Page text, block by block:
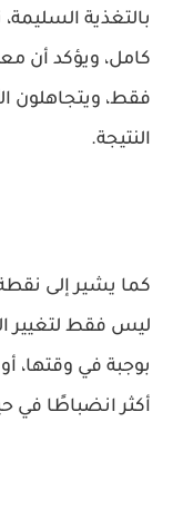
بالتغذية
كامل، ويؤكد أن
فقط، ويتجاهلون
النتيجة.
كما يشير إلى
ليس فقط لتغيير
بوجبة في وقتها،
أكثر انضباطًا في